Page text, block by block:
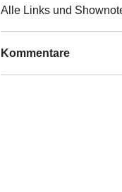
Alle Links und
Kommentare